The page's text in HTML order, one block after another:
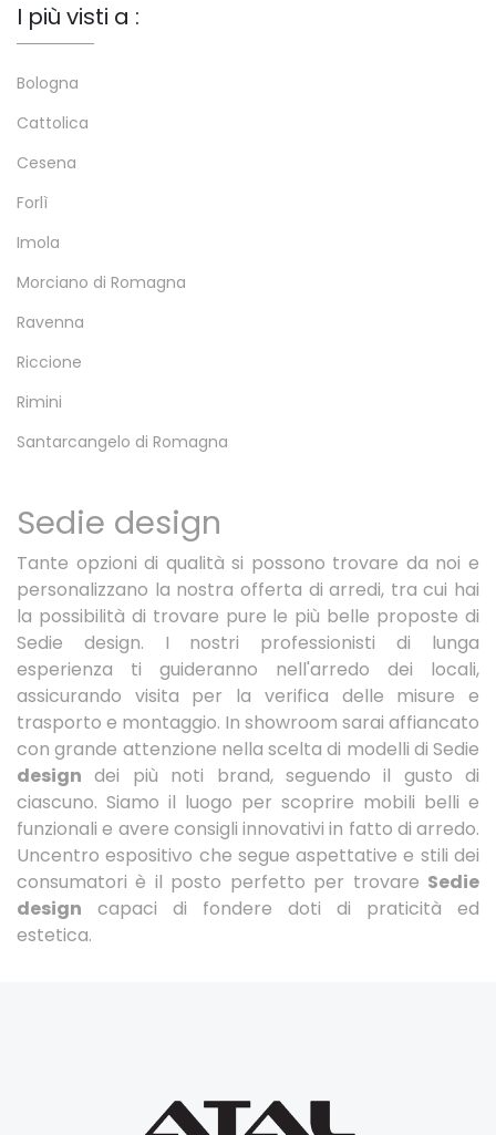
I più visti a :
Bologna
Cattolica
Cesena
Forlì
Imola
Morciano di Romagna
Ravenna
Riccione
Rimini
Santarcangelo di Romagna
Sedie design
Tante opzioni di qualità si possono trovare da noi e
personalizzano la nostra offerta di arredi, tra cui hai
la possibilità di trovare pure le più belle proposte di
Sedie design. I nostri professionisti di lunga
esperienza ti guideranno nell'arredo dei locali,
assicurando visita per la verifica delle misure e
trasporto e montaggio. In showroom sarai affiancato
con grande attenzione nella scelta di modelli di Sedie
design dei più noti brand, seguendo il gusto di
ciascuno. Siamo il luogo per scoprire mobili belli e
funzionali e avere consigli innovativi in fatto di arredo.
Uncentro espositivo che segue aspettative e stili dei
consumatori è il posto perfetto per trovare Sedie
design capaci di fondere doti di praticità ed
estetica.